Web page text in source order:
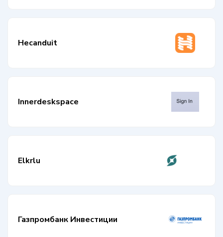
Hecanduit
Innerdeskspace
Elkrlu
Газпромбанк Инвестиции